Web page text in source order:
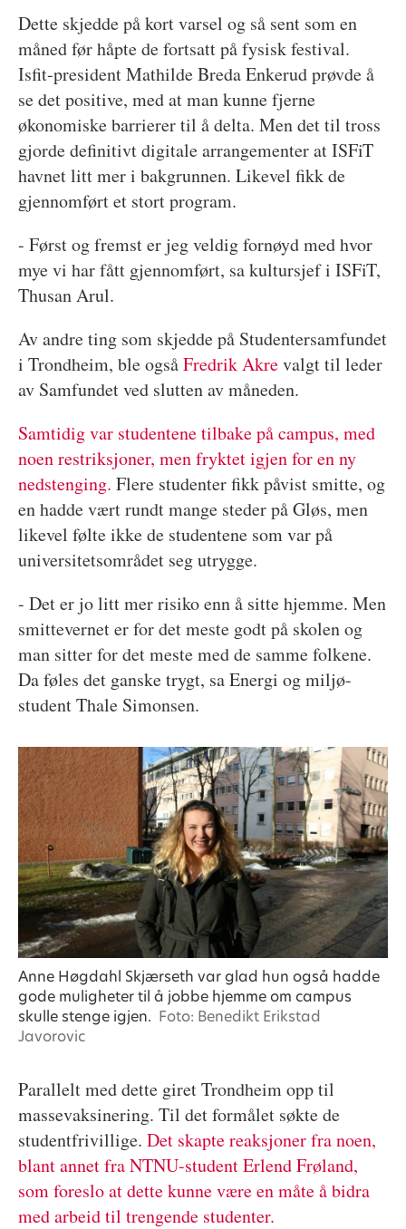
Dette skjedde på kort varsel og så sent som en
måned før håpte de fortsatt på fysisk festival.
Isfit-president Mathilde Breda Enkerud prøvde å
se det positive, med at man kunne fjerne
økonomiske barrierer til å delta. Men det til tross
gjorde definitivt digitale arrangementer at ISFiT
havnet litt mer i bakgrunnen. Likevel fikk de
gjennomført et stort program.
- Først og fremst er jeg veldig fornøyd med hvor
mye vi har fått gjennomført, sa kultursjef i ISFiT,
Thusan Arul.
Av andre ting som skjedde på Studentersamfundet
i Trondheim, ble ogsåFredrik Akrevalgt til leder
av Samfundet ved slutten av måneden.
Samtidig var studentene tilbake på campus, med
noen restriksjoner, men fryktet igjen for en ny
nedstenging. Flere studenter fikk påvist smitte, og
en hadde vært rundt mange steder på Gløs, men
likevel følte ikke de studentene som var på
universitetsområdet seg utrygge.
- Det er jo litt mer risiko enn å sitte hjemme. Men
smittevernet er for det meste godt på skolen og
man sitter for det meste med de samme folkene.
Da føles det ganske trygt, sa Energi og miljø-
student Thale Simonsen.
Anne Høgdahl Skjærseth var glad hun også hadde
gode muligheter til å jobbe hjemme om campus
skulle stenge igjen. Foto: Benedikt Erikstad
Javorovic
Parallelt med dette giret Trondheim opp til
massevaksinering. Til det formålet søkte de
studentfrivillige. Det skapte reaksjoner fra noen,
blant annet fra NTNU-student Erlend Frøland,
som foreslo at dette kunne være en måte å bidra
med arbeid til trengende studenter.